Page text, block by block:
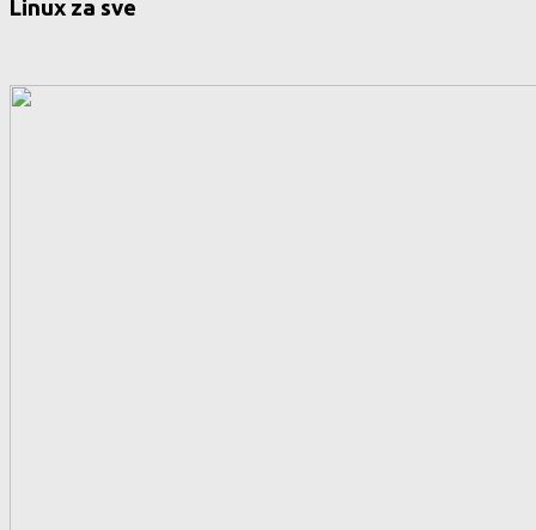
Linux za sve